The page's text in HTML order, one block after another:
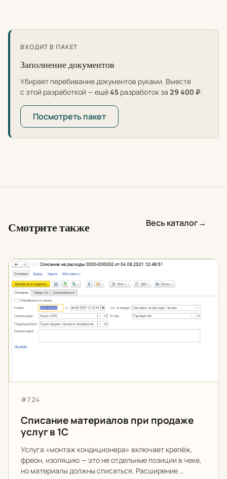
ВХОДИТ В ПАКЕТ
Заполнение документов
Убирает перебивание документов руками. Вместе
с этой разработкой — ещё45 разработок за 29 400 ₽.
Посмотреть пакет
Смотрите также Весь каталог→
Списание материалов при продаже услуг в 1С
Артикул:
#724
Списание материалов при продаже
услуг в 1С
Услуга «монтаж кондиционера» включает крепёж,
фреон, изоляцию — это не отдельные позиции в чеке,
но материалы должны списаться. Расширение …